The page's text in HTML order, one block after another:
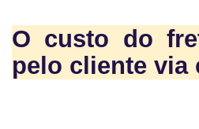
O custo do
pelo cliente via